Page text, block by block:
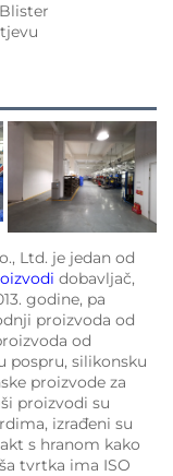
Ltd. je jedan od
dobavljač,
godine, pa
proizvoda od
od
pospru, silikonsku
proizvode za
proizvodi su
izrađeni su
s hranom kako
tvrtka ima ISO